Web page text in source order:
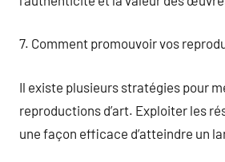
7. Comment promouvoir vos
Il existe plusieurs stratégies pour
reproductions d’art. Exploiter les
une façon efficace d’atteindre un